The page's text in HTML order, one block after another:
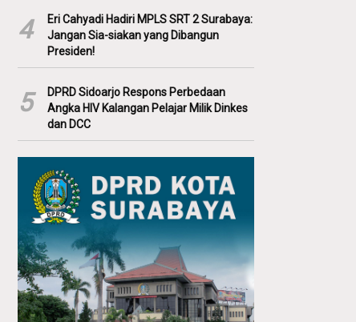
4
Eri Cahyadi Hadiri MPLS SRT 2 Surabaya:
Jangan Sia-siakan yang Dibangun
Presiden!
5
DPRD Sidoarjo Respons Perbedaan
Angka HIV Kalangan Pelajar Milik Dinkes
dan DCC